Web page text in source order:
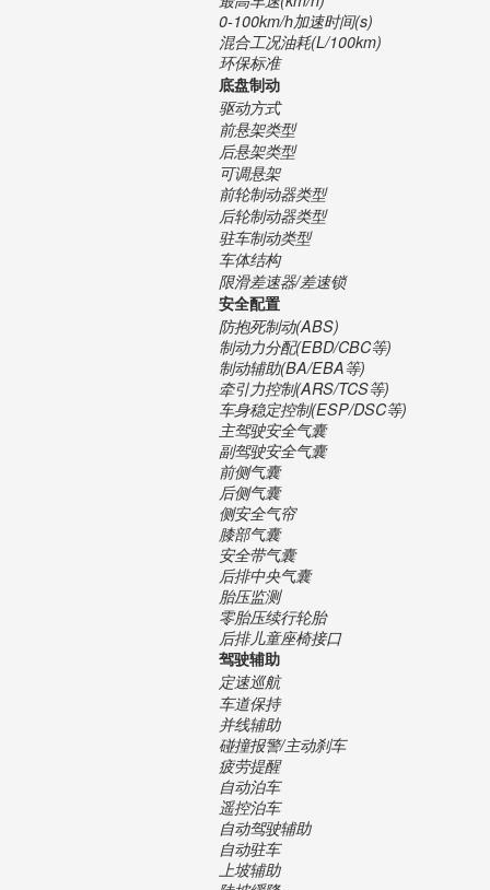
0-100km/h加速时间(s)
混合工况油耗(L/100km)
环保标准
底盘制动
驱动方式
前悬架类型
后悬架类型
可调悬架
前轮制动器类型
后轮制动器类型
驻车制动类型
车体结构
限滑差速器/差速锁
安全配置
防抱死制动(ABS)
制动力分配(EBD/CBC等)
制动辅助(BA/EBA等)
牵引力控制(ARS/TCS等)
车身稳定控制(ESP/DSC等)
主驾驶安全气囊
副驾驶安全气囊
前侧气囊
后侧气囊
侧安全气帘
膝部气囊
安全带气囊
后排中央气囊
胎压监测
零胎压续行轮胎
后排儿童座椅接口
驾驶辅助
定速巡航
车道保持
并线辅助
碰撞报警/主动刹车
疲劳提醒
自动泊车
遥控泊车
自动驾驶辅助
自动驻车
上坡辅助